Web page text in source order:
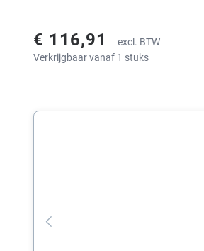
€ 116,91
excl. BTW
Verkrijgbaar vanaf 1 stuks